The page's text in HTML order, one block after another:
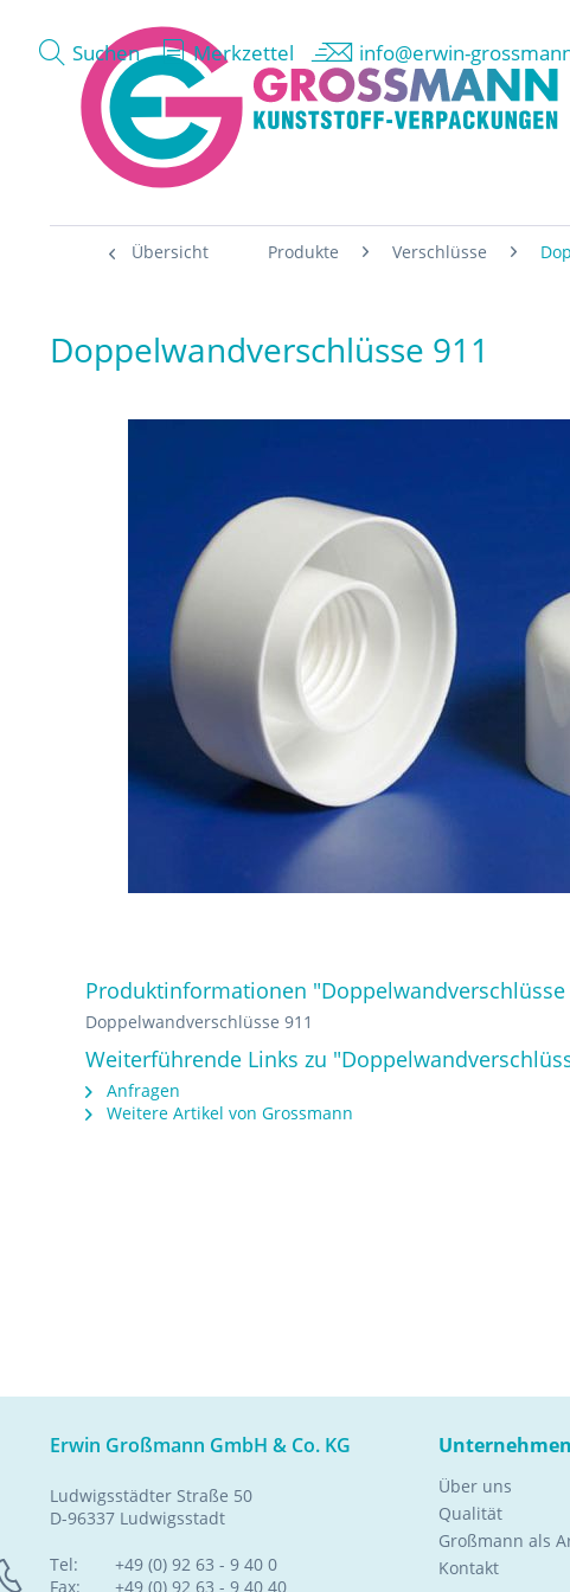
Suchen Merkzettel info@erwin-
Übersicht Produkte Verschlüsse
Doppelwandverschlüsse 911
Produktinformationen "Doppelwandverschlüsse
Doppelwandverschlüsse 911
Weiterführende Links zu
Anfragen
Weitere Artikel von Grossmann
Erwin Großmann GmbH & Co. KG
Ludwigsstädter Straße 50
D-96337 Ludwigsstadt
Tel:
Fax:
+49 (0) 92 63 - 9 40 0
+49 (0) 92 63 - 9 40 40
Unternehmen
Über uns
Qualität
Großmann als
Kontakt